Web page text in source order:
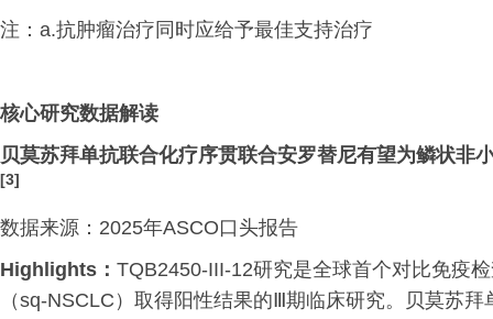
注：a.抗肿瘤治疗同时应给予最佳支持治疗
核心研究数据解读
贝莫苏拜单抗联合化疗序贯联合安罗替尼有望为鳞状非
[3]
数据来源：2025年ASCO口头报告
Highlights ： TQB2450-III-12研究是全球首个对比免疫
（sq-NSCLC）取得阳性结果的Ⅲ期临床研究。贝莫苏